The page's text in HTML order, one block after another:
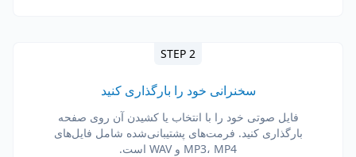
STEP 2
سخنرانی خود را بارگذاری کنید
فایل صوتی خود را با انتخاب یا کشیدن آن روی صفحه
بارگذاری کنید. فرمت‌های پشتیبانی‌شده شامل فایل‌های
MP3، MP4 و WAV است.